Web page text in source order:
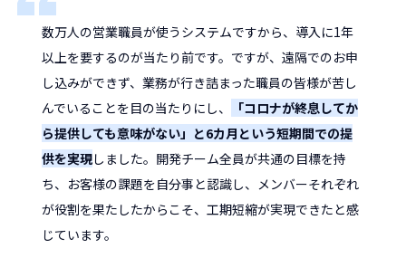
数万人の営業職員が使うシステムですから、導入に1年
以上を要するのが当たり前です。ですが、遠隔でのお申
し込みができず、業務が行き詰まった職員の皆様が苦し
んでいることを目の当たりにし、
「コロナが終息してか
ら提供しても意味がない」と6カ月という短期間での提
供を実現しました。開発チーム全員が共通の目標を持
ち、お客様の課題を自分事と認識し、メンバーそれぞれ
が役割を果たしたからこそ、工期短縮が実現できたと感
じています。